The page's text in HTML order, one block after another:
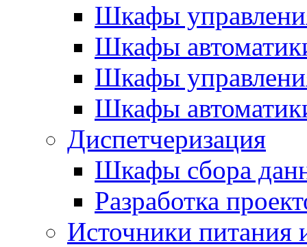
Шкафы
Шкафы
Шкафы
Шкафы
Диспетчеризация
Шкафы сбора
Разработка
Источники питания